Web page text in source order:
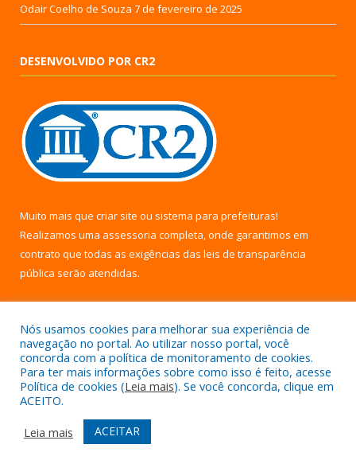
Odair Coelho de Souza 7 de fevereiro de 2025
DESENVOLVIDO POR CR2
Muito mais que criar site ou sistema para prefeituras!
Realizamos uma assessoria completa, onde garantimos em
contrato que todas as exigências das leis de transparência
pública serão atendidas.
Todos os direitos reservados a Câmara Municipal de Uruará.
Mapa do Site
Acessar Área Administrativa
Acessar Webmail
Nós usamos cookies para melhorar sua experiência de
navegação no portal. Ao utilizar nosso portal, você
concorda com a política de monitoramento de cookies.
Para ter mais informações sobre como isso é feito, acesse
Política de cookies (Leia mais). Se você concorda, clique em
ACEITO.
Leia mais
ACEITAR